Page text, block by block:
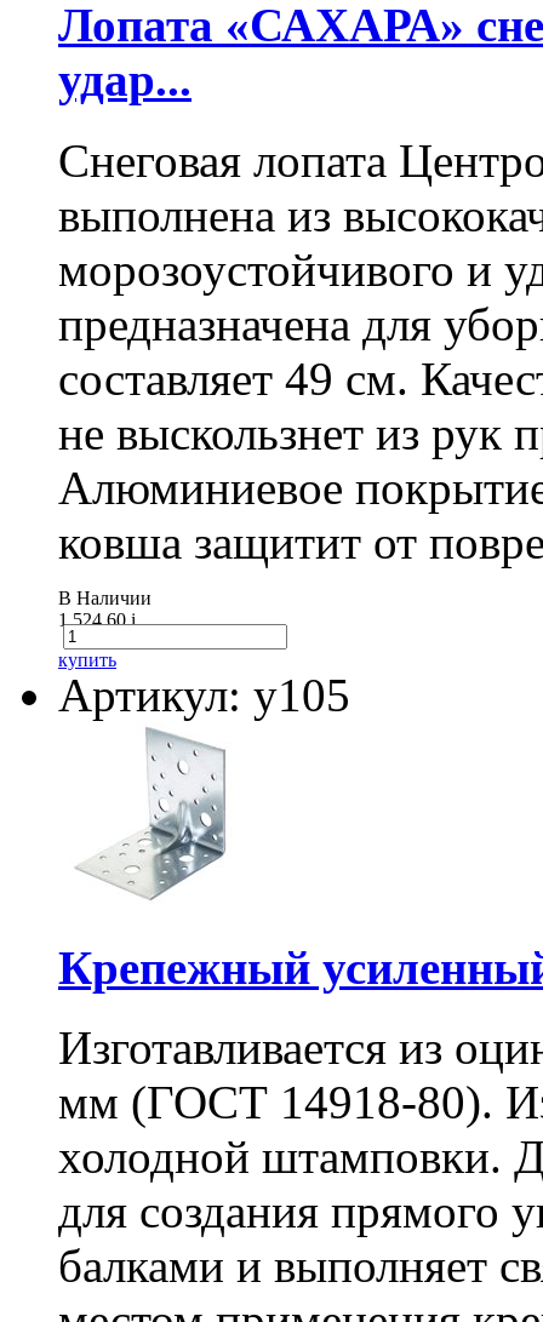
Лопата «САХАРА»
удар...
Снеговая лопата
выполнена из
морозоустойчивого и
предназначена для
составляет 49 см.
не выскользнет из рук
Алюминиевое
ковша защитит от
В Наличии
1 524.60i
купить
Артикул: у105
Крепежный
Изготавливается из
мм (ГОСТ 14918-80).
холодной штамповки.
для создания прямого
балками и выполняет